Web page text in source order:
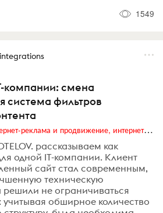
1549
компании: смена
система фильтров
Digital (web-дизайн, интернет-реклама и продвижение, интернет-сообщества и блоги, интернет-коммуникации, мобильный маркетинг, реклама на цифровых экранах)
рассказываем как
одной IT-компании. Клиент
сайт стал современным,
техническую
не ограничиваться
учитывая обширное количество